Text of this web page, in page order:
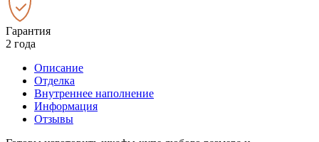
Гарантия
2 года
Описание
Отделка
Внутреннее наполнение
Информация
Отзывы